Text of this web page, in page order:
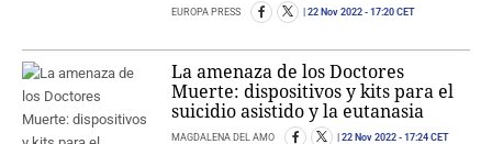
EUROPA PRESS 22 Nov 2022 - 17:20 CET
La amenaza de los Doctores
Muerte: dispositivos y kits para el
suicidio asistido y la eutanasia
MAGDALENA DEL AMO 22 Nov 2022 - 17:24 CET